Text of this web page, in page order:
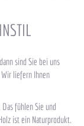
sind Sie bei uns
Wir liefern Ihnen
fühlen Sie und
ist ein Naturprodukt.